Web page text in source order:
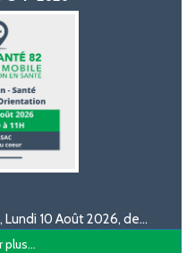
10 Août 2026, de...
plus...